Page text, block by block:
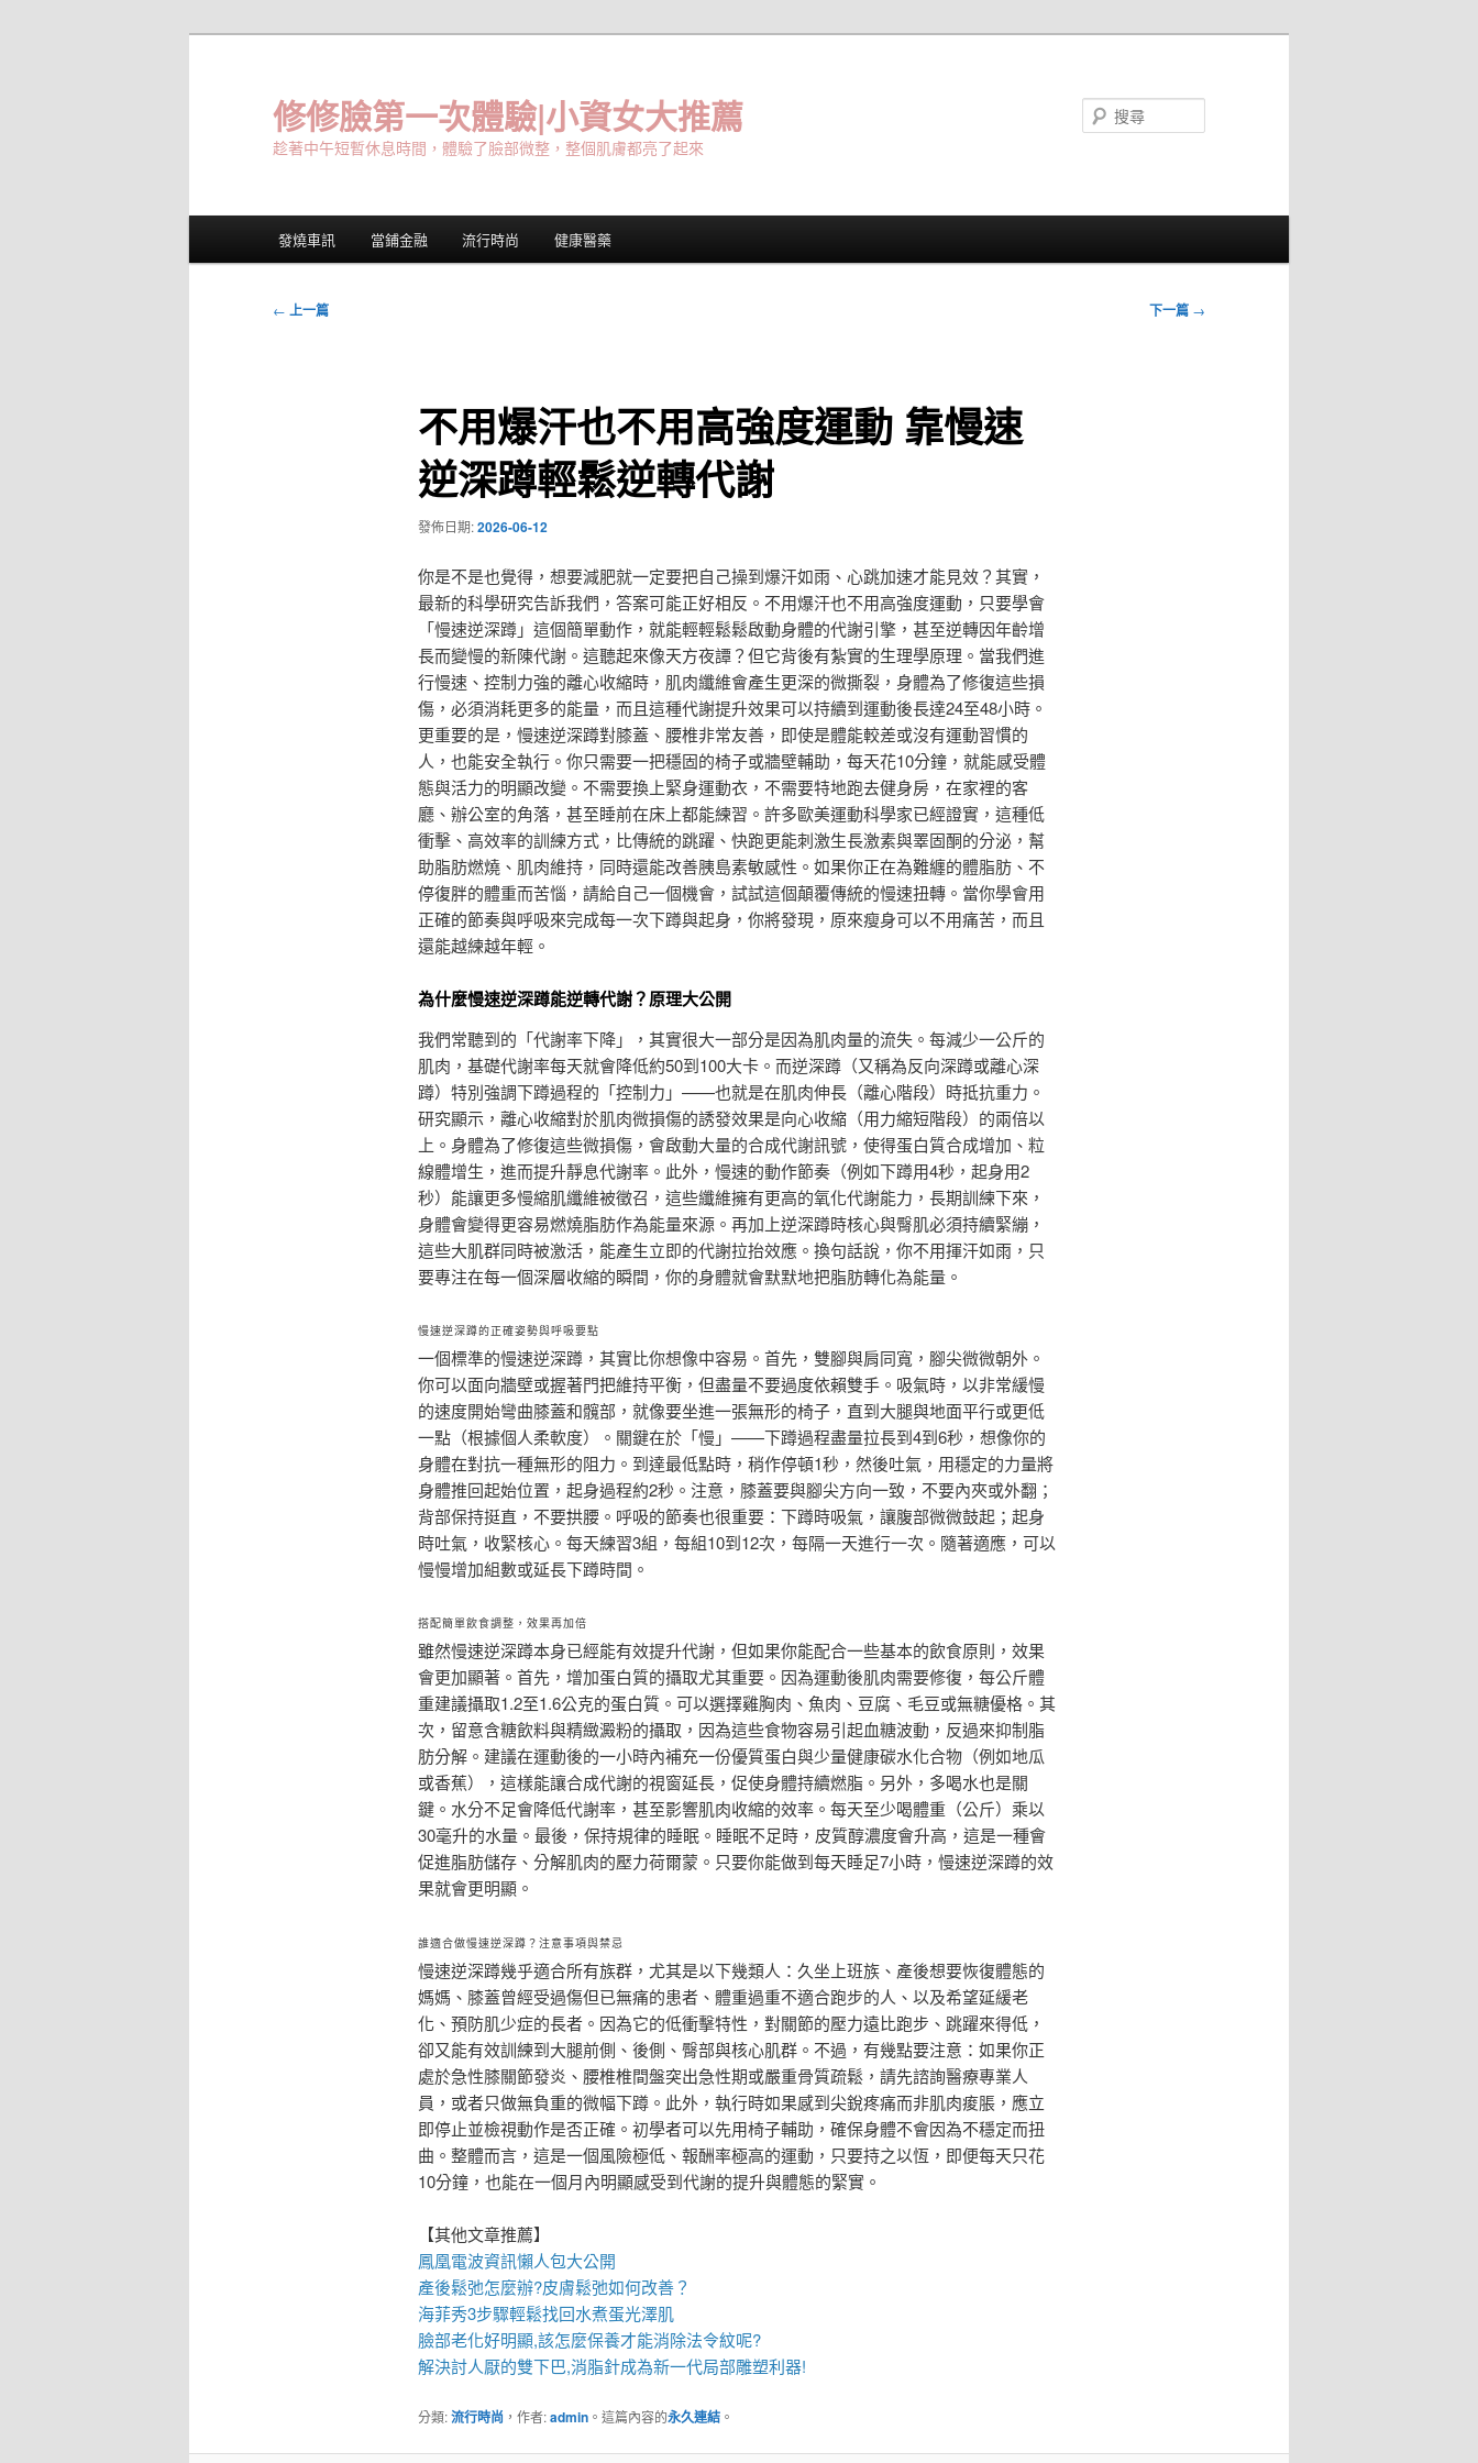
修修臉第一次體驗|小資女大推薦
趁著中午短暫休息時間，體驗了臉部微整，整個肌膚都亮了起來
發燒車訊 當鋪金融 流行時尚 健康醫藥
文
← 上一篇 下一篇 →
不用爆汗也不用高強度運動 靠慢速
逆深蹲輕鬆逆轉代謝
發佈日期:2026-06-12
你是不是也覺得，想要減肥就一定要把自己操到爆汗如雨、心跳加速才能見效？其實，
最新的科學研究告訴我們，答案可能正好相反。不用爆汗也不用高強度運動，只要學會
「慢速逆深蹲」這個簡單動作，就能輕輕鬆鬆啟動身體的代謝引擎，甚至逆轉因年齡增
長而變慢的新陳代謝。這聽起來像天方夜譚？但它背後有紮實的生理學原理。當我們進
行慢速、控制力強的離心收縮時，肌肉纖維會產生更深的微撕裂，身體為了修復這些損
傷，必須消耗更多的能量，而且這種代謝提升效果可以持續到運動後長達24至48小時。
更重要的是，慢速逆深蹲對膝蓋、腰椎非常友善，即使是體能較差或沒有運動習慣的
人，也能安全執行。你只需要一把穩固的椅子或牆壁輔助，每天花10分鐘，就能感受體
態與活力的明顯改變。不需要換上緊身運動衣，不需要特地跑去健身房，在家裡的客
廳、辦公室的角落，甚至睡前在床上都能練習。許多歐美運動科學家已經證實，這種低
衝擊、高效率的訓練方式，比傳統的跳躍、快跑更能刺激生長激素與睪固酮的分泌，幫
助脂肪燃燒、肌肉維持，同時還能改善胰島素敏感性。如果你正在為難纏的體脂肪、不
停復胖的體重而苦惱，請給自己一個機會，試試這個顛覆傳統的慢速扭轉。當你學會用
正確的節奏與呼吸來完成每一次下蹲與起身，你將發現，原來瘦身可以不用痛苦，而且
還能越練越年輕。
為什麼慢速逆深蹲能逆轉代謝？原理大公開
我們常聽到的「代謝率下降」，其實很大一部分是因為肌肉量的流失。每減少一公斤的
肌肉，基礎代謝率每天就會降低約50到100大卡。而逆深蹲（又稱為反向深蹲或離心深
蹲）特別強調下蹲過程的「控制力」——也就是在肌肉伸長（離心階段）時抵抗重力。
研究顯示，離心收縮對於肌肉微損傷的誘發效果是向心收縮（用力縮短階段）的兩倍以
上。身體為了修復這些微損傷，會啟動大量的合成代謝訊號，使得蛋白質合成增加、粒
線體增生，進而提升靜息代謝率。此外，慢速的動作節奏（例如下蹲用4秒，起身用2
秒）能讓更多慢縮肌纖維被徵召，這些纖維擁有更高的氧化代謝能力，長期訓練下來，
身體會變得更容易燃燒脂肪作為能量來源。再加上逆深蹲時核心與臀肌必須持續緊繃，
這些大肌群同時被激活，能產生立即的代謝拉抬效應。換句話說，你不用揮汗如雨，只
要專注在每一個深層收縮的瞬間，你的身體就會默默地把脂肪轉化為能量。
慢速逆深蹲的正確姿勢與呼吸要點
一個標準的慢速逆深蹲，其實比你想像中容易。首先，雙腳與肩同寬，腳尖微微朝外。
你可以面向牆壁或握著門把維持平衡，但盡量不要過度依賴雙手。吸氣時，以非常緩慢
的速度開始彎曲膝蓋和髖部，就像要坐進一張無形的椅子，直到大腿與地面平行或更低
一點（根據個人柔軟度）。關鍵在於「慢」——下蹲過程盡量拉長到4到6秒，想像你的
身體在對抗一種無形的阻力。到達最低點時，稍作停頓1秒，然後吐氣，用穩定的力量將
身體推回起始位置，起身過程約2秒。注意，膝蓋要與腳尖方向一致，不要內夾或外翻；
背部保持挺直，不要拱腰。呼吸的節奏也很重要：下蹲時吸氣，讓腹部微微鼓起；起身
時吐氣，收緊核心。每天練習3組，每組10到12次，每隔一天進行一次。隨著適應，可以
慢慢增加組數或延長下蹲時間。
搭配簡單飲食調整，效果再加倍
雖然慢速逆深蹲本身已經能有效提升代謝，但如果你能配合一些基本的飲食原則，效果
會更加顯著。首先，增加蛋白質的攝取尤其重要。因為運動後肌肉需要修復，每公斤體
重建議攝取1.2至1.6公克的蛋白質。可以選擇雞胸肉、魚肉、豆腐、毛豆或無糖優格。其
次，留意含糖飲料與精緻澱粉的攝取，因為這些食物容易引起血糖波動，反過來抑制脂
肪分解。建議在運動後的一小時內補充一份優質蛋白與少量健康碳水化合物（例如地瓜
或香蕉），這樣能讓合成代謝的視窗延長，促使身體持續燃脂。另外，多喝水也是關
鍵。水分不足會降低代謝率，甚至影響肌肉收縮的效率。每天至少喝體重（公斤）乘以
30毫升的水量。最後，保持規律的睡眠。睡眠不足時，皮質醇濃度會升高，這是一種會
促進脂肪儲存、分解肌肉的壓力荷爾蒙。只要你能做到每天睡足7小時，慢速逆深蹲的效
果就會更明顯。
誰適合做慢速逆深蹲？注意事項與禁忌
慢速逆深蹲幾乎適合所有族群，尤其是以下幾類人：久坐上班族、產後想要恢復體態的
媽媽、膝蓋曾經受過傷但已無痛的患者、體重過重不適合跑步的人、以及希望延緩老
化、預防肌少症的長者。因為它的低衝擊特性，對關節的壓力遠比跑步、跳躍來得低，
卻又能有效訓練到大腿前側、後側、臀部與核心肌群。不過，有幾點要注意：如果你正
處於急性膝關節發炎、腰椎椎間盤突出急性期或嚴重骨質疏鬆，請先諮詢醫療專業人
員，或者只做無負重的微幅下蹲。此外，執行時如果感到尖銳疼痛而非肌肉痠脹，應立
即停止並檢視動作是否正確。初學者可以先用椅子輔助，確保身體不會因為不穩定而扭
曲。整體而言，這是一個風險極低、報酬率極高的運動，只要持之以恆，即便每天只花
10分鐘，也能在一個月內明顯感受到代謝的提升與體態的緊實。
【其他文章推薦】
鳳凰電波資訊懶人包大公開
產後鬆弛怎麼辦?皮膚鬆弛如何改善？
海菲秀3步驟輕鬆找回水煮蛋光澤肌
臉部老化好明顯,該怎麼保養才能消除法令紋呢?
解決討人厭的雙下巴,消脂針成為新一代局部雕塑利器!
分類:流行時尚 ，作者:admin。這篇內容的永久連結。